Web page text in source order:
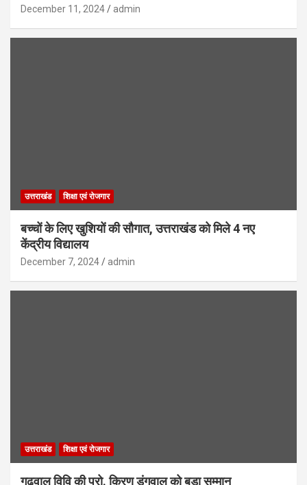
December 11, 2024 admin
उत्तराखंड शिक्षा एवं रोजगार
बच्चों के लिए खुशियों की सौगात, उत्तराखंड को मिले 4 नए
केंद्रीय विद्यालय
December 7, 2024 admin
उत्तराखंड शिक्षा एवं रोजगार
गढ़वाल विवि की प्रो. किरण डंगवाल को बड़ा सम्मान